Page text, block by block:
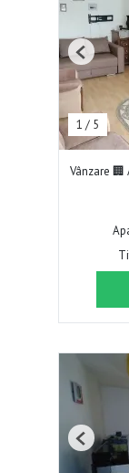
1 / 5
Previous
Vânzare
Previous